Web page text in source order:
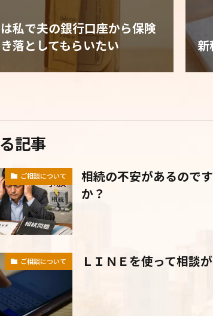
私で夫の銀行口座から保険
落としてもらいたい
新
記事
ご相談について
相続の不安があるので
か？
ご相談について ＬＩＮＥを使って相談